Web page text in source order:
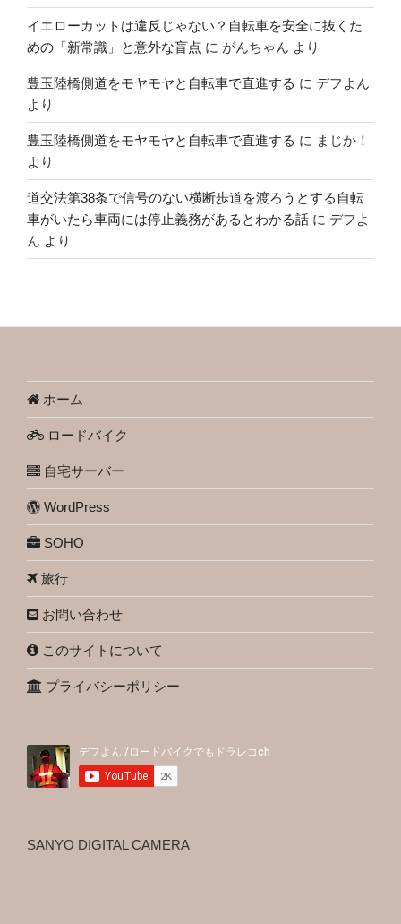
イエローカットは違反じゃない？自転車を安全に抜くた
めの「新常識」と意外な盲点 に がんちゃん より
豊玉陸橋側道をモヤモヤと自転車で直進する に デフよん
より
豊玉陸橋側道をモヤモヤと自転車で直進する に まじか！
より
道交法第38条で信号のない横断歩道を渡ろうとする自転
車がいたら車両には停止義務があるとわかる話 に デフよ
ん より
ホーム
ロードバイク
自宅サーバー
WordPress
SOHO
旅行
お問い合わせ
このサイトについて
プライバシーポリシー
SANYO DIGITAL CAMERA